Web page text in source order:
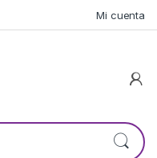
Mi cuenta